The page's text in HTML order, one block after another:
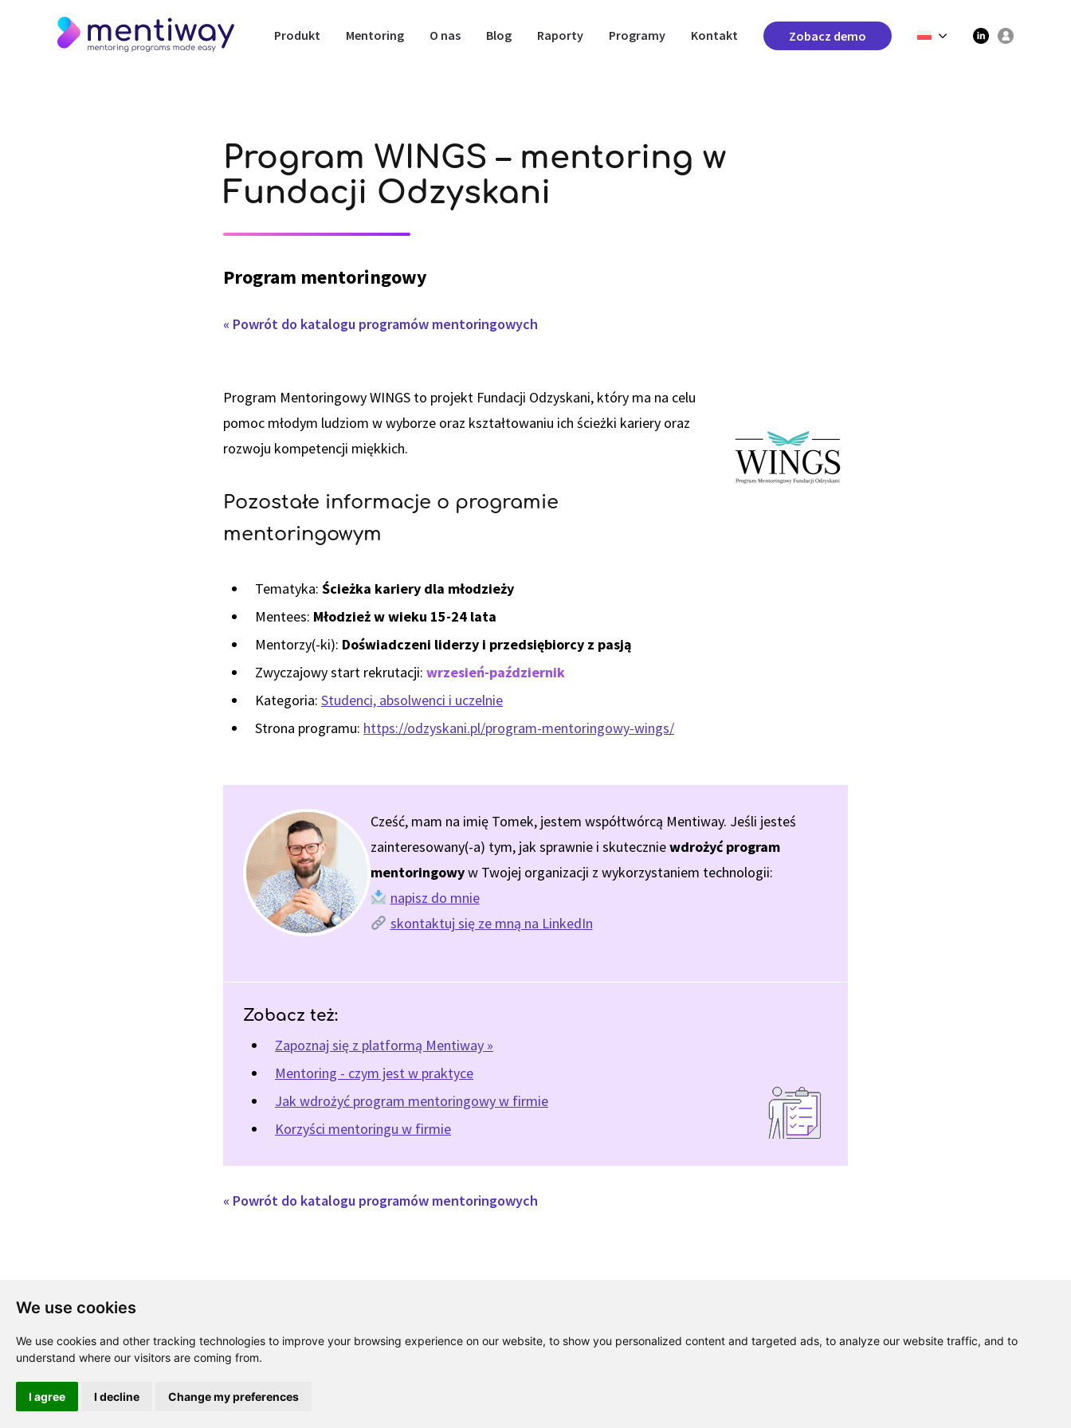
We use cookies
We use cookies and other tracking technologies to improve your browsing experience on our website, to show you personalized content and targeted ads, to analyze our website traffic, and to
understand where our visitors are coming from.
I agree I decline Change my preferences
Produkt Mentoring O nas Blog Raporty Programy Kontakt Zobacz demo
Program WINGS – mentoring w
Fundacji Odzyskani
Program mentoringowy
« Powrót do katalogu programów mentoringowych
Program Mentoringowy WINGS to projekt Fundacji Odzyskani, który ma na celu
pomoc młodym ludziom w wyborze oraz kształtowaniu ich ścieżki kariery oraz
rozwoju kompetencji miękkich.
Pozostałe informacje o programie
mentoringowym
Tematyka: Ścieżka kariery dla młodzieży
Mentees: Młodzież w wieku 15-24 lata
Mentorzy(-ki): Doświadczeni liderzy i przedsiębiorcy z pasją
Zwyczajowy start rekrutacji: wrzesień-październik
Kategoria: Studenci, absolwenci i uczelnie
Strona programu: https://odzyskani.pl/program-mentoringowy-wings/
Cześć, mam na imię Tomek, jestem współtwórcą Mentiway. Jeśli jesteś
zainteresowany(-a) tym, jak sprawnie i skuteczniewdrożyć program
mentoringowyw Twojej organizacji z wykorzystaniem technologii:
napisz do mnie
skontaktuj się ze mną na LinkedIn
Zobacz też:
Zapoznaj się z platformą Mentiway »
Mentoring - czym jest w praktyce
Jak wdrożyć program mentoringowy w firmie
Korzyści mentoringu w firmie
« Powrót do katalogu programów mentoringowych